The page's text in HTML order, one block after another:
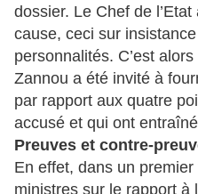
dossier. Le Chef de
cause, ceci sur
personnalités. C’est
Zannou a été invité à
par rapport aux quatre
accusé et qui ont
Preuves et contre-
En effet, dans un
ministres sur le rapport à